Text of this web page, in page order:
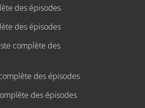
des épisodes
des épisodes
complète des
des épisodes
des épisodes